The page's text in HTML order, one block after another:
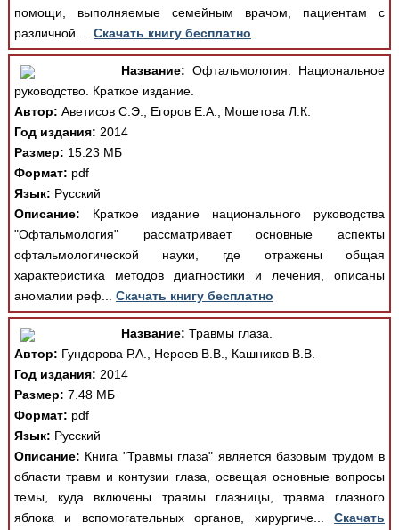
помощи, выполняемые семейным врачом, пациентам с
различной ... Скачать книгу бесплатно
Название: Офтальмология. Национальное
руководство. Краткое издание.
Автор: Аветисов С.Э., Егоров Е.А., Мошетова Л.К.
Год издания: 2014
Размер: 15.23 МБ
Формат: pdf
Язык: Русский
Описание: Краткое издание национального руководства
"Офтальмология" рассматривает основные аспекты
офтальмологической науки, где отражены общая
характеристика методов диагностики и лечения, описаны
аномалии реф... Скачать книгу бесплатно
Название: Травмы глаза.
Автор: Гундорова Р.А., Нероев В.В., Кашников В.В.
Год издания: 2014
Размер: 7.48 МБ
Формат: pdf
Язык: Русский
Описание: Книга "Травмы глаза" является базовым трудом в
области травм и контузии глаза, освещая основные вопросы
темы, куда включены травмы глазницы, травма глазного
яблока и вспомогательных органов, хирургиче...Скачать